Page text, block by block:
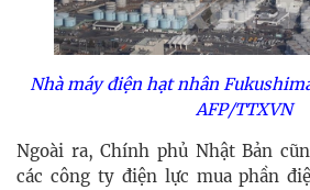
Nhà máy điện hạt nhân
AFP/TTXVN
Ngoài ra, Chính phủ Nhật Bản
các công ty điện lực mua phần